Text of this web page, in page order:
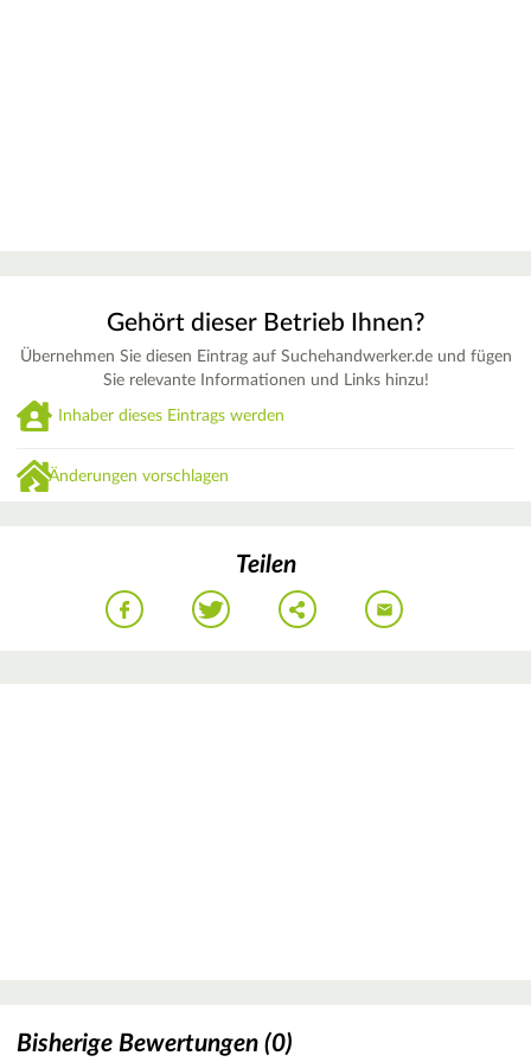
Gehört dieser Betrieb Ihnen?
Übernehmen Sie diesen Eintrag auf Suchehandwerker.de und fügen
Sie relevante Informationen und Links hinzu!
Inhaber dieses Eintrags werden
Änderungen vorschlagen
Teilen
Bisherige Bewertungen (0)